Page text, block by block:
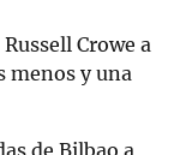
Crowe a
menos y una